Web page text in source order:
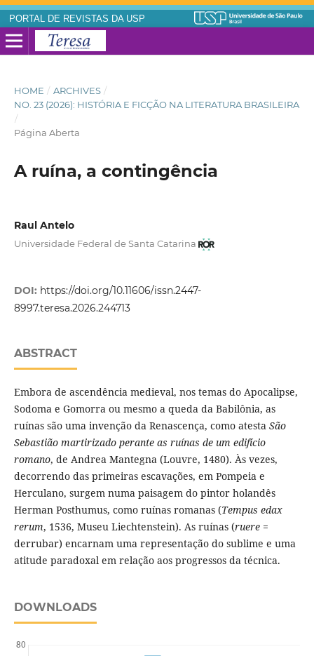
PORTAL DE REVISTAS DA USP
HOME / ARCHIVES /
NO. 23 (2026): HISTÓRIA E FICÇÃO NA LITERATURA BRASILEIRA
/
Página Aberta
A ruína, a contingência
Raul Antelo
Universidade Federal de Santa Catarina
DOI: https://doi.org/10.11606/issn.2447-
8997.teresa.2026.244713
ABSTRACT
Embora de ascendência medieval, nos temas do Apocalipse,
Sodoma e Gomorra ou mesmo a queda da Babilônia, as
ruínas são uma invenção da Renascença, como atesta São
Sebastião martirizado perante as ruínas de um edifício
romano, de Andrea Mantegna (Louvre, 1480). Às vezes,
decorrendo das primeiras escavações, em Pompeia e
Herculano, surgem numa paisagem do pintor holandês
Herman Posthumus, como ruínas romanas (Tempus edax
rerum, 1536, Museu Liechtenstein). As ruínas (ruere=
derrubar) encarnam uma representação do sublime e uma
atitude paradoxal em relação aos progressos da técnica.
DOWNLOADS